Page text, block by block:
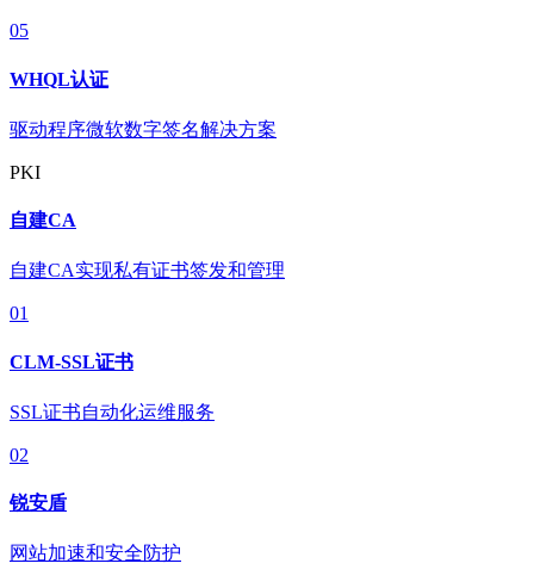
05
WHQL认证
驱动程序微软数字签名解决方案
PKI
自建CA
自建CA实现私有证书签发和管理
01
CLM-SSL证书
SSL证书自动化运维服务
02
锐安盾
网站加速和安全防护